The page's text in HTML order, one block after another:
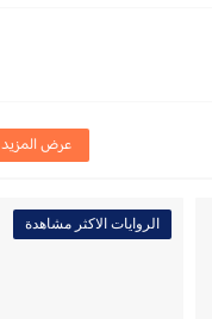
عرض المزيد
الروايات الاكثر مشاهدة